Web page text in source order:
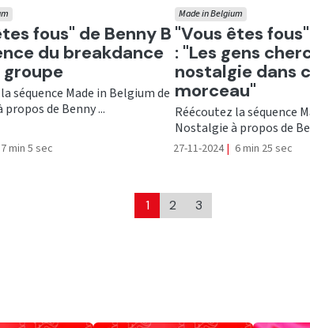
fous" de Benny B
du breakdance
groupe
séquence Made in Belgium de
de Benny ...
7 min 5 sec
Ecouter
"Vous êtes
: "Les gens
nostalgie dans
morceau"
Made in Belgium
Réécoutez la séquence
Nostalgie à propos de
27-11-2024 | 6 min 25 sec
1 2 3